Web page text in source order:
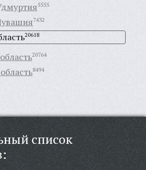
5555
7432
20618
20764
8494
список